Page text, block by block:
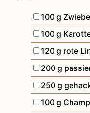
▢
100 g
▢
100 g
▢
120 g rote
▢
200 g
▢
250 g
▢
100 g